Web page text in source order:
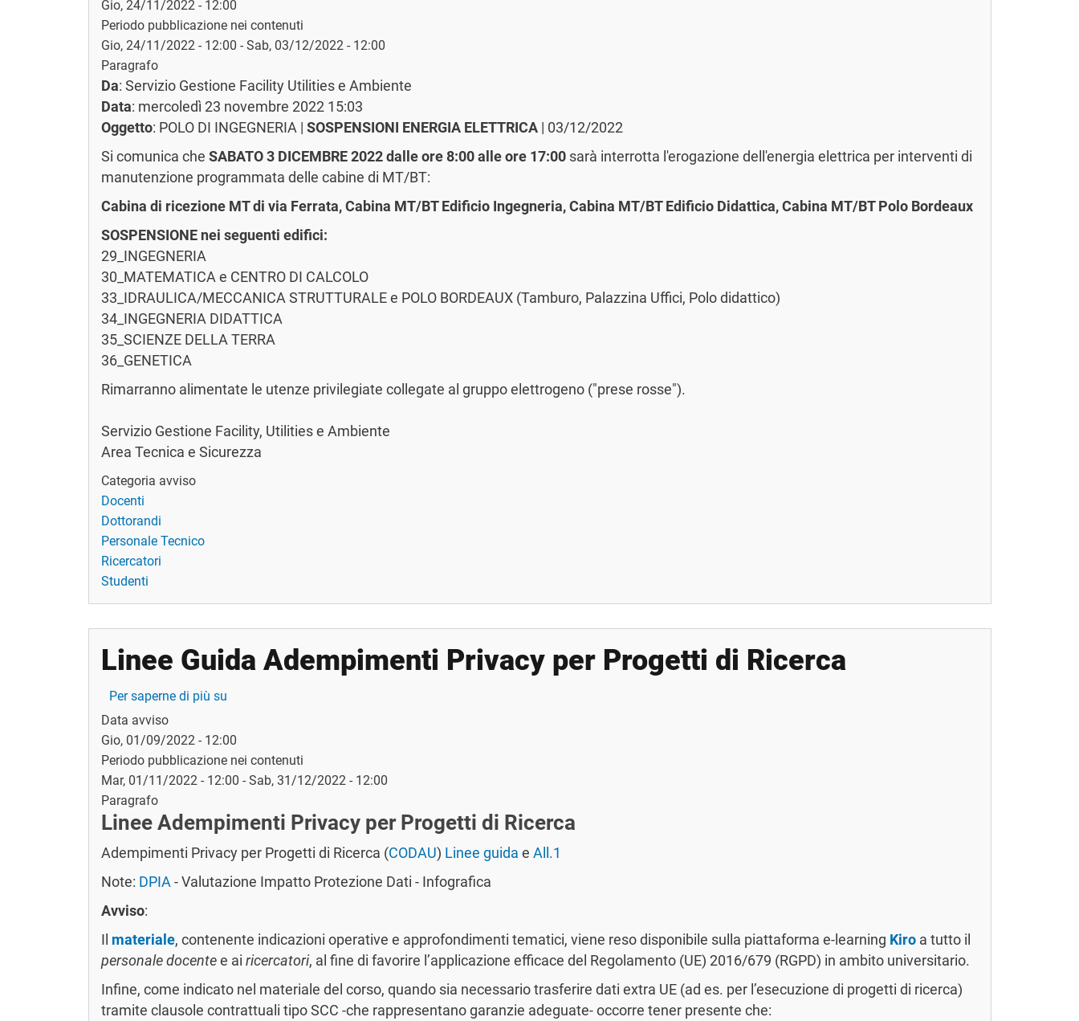
Gio, 24/11/2022 - 12:00
Periodo pubblicazione nei contenuti
Gio, 24/11/2022 - 12:00 - Sab, 03/12/2022 - 12:00
Paragrafo
Da: Servizio Gestione Facility Utilities e Ambiente
Data: mercoledì 23 novembre 2022 15:03
Oggetto: POLO DI INGEGNERIA | SOSPENSIONI ENERGIA ELETTRICA| 03/12/2022
Si comunica che SABATO 3 DICEMBRE 2022 dalle ore 8:00 alle ore 17:00sarà interrotta l'erogazione dell'energia elettrica per interventi di
manutenzione programmata delle cabine di MT/BT:
Cabina di ricezione MT di via Ferrata, Cabina MT/BT Edificio Ingegneria, Cabina MT/BT Edificio Didattica, Cabina MT/BT Polo Bordeaux
SOSPENSIONE nei seguenti edifici:
29_INGEGNERIA
30_MATEMATICA e CENTRO DI CALCOLO
33_IDRAULICA/MECCANICA STRUTTURALE e POLO BORDEAUX (Tamburo, Palazzina Uffici, Polo didattico)
34_INGEGNERIA DIDATTICA
35_SCIENZE DELLA TERRA
36_GENETICA
Rimarranno alimentate le utenze privilegiate collegate al gruppo elettrogeno ("prese rosse").
Servizio Gestione Facility, Utilities e Ambiente
Area Tecnica e Sicurezza
Categoria avviso
Docenti
Dottorandi
Personale Tecnico
Ricercatori
Studenti
Linee Guida Adempimenti Privacy per Progetti di Ricerca
Per saperne di più suLinee Guida Adempimenti Privacy per Progetti di Ricerca
Data avviso
Gio, 01/09/2022 - 12:00
Periodo pubblicazione nei contenuti
Mar, 01/11/2022 - 12:00 - Sab, 31/12/2022 - 12:00
Paragrafo
Linee Adempimenti Privacy per Progetti di Ricerca
Adempimenti Privacy per Progetti di Ricerca (CODAU) Linee guida e All.1
Note: DPIA- Valutazione Impatto Protezione Dati - Infografica
Avviso:
Il materiale, contenente indicazioni operative e approfondimenti tematici, viene reso disponibile sulla piattaforma e-learning Kiroa tutto il
personale docentee ai ricercatori, al fine di favorire l’applicazione efficace del Regolamento (UE) 2016/679 (RGPD) in ambito universitario.
Infine, come indicato nel materiale del corso, quando sia necessario trasferire dati extra UE (ad es. per l’esecuzione di progetti di ricerca)
tramite clausole contrattuali tipo SCC -che rappresentano garanzie adeguate- occorre tener presente che: